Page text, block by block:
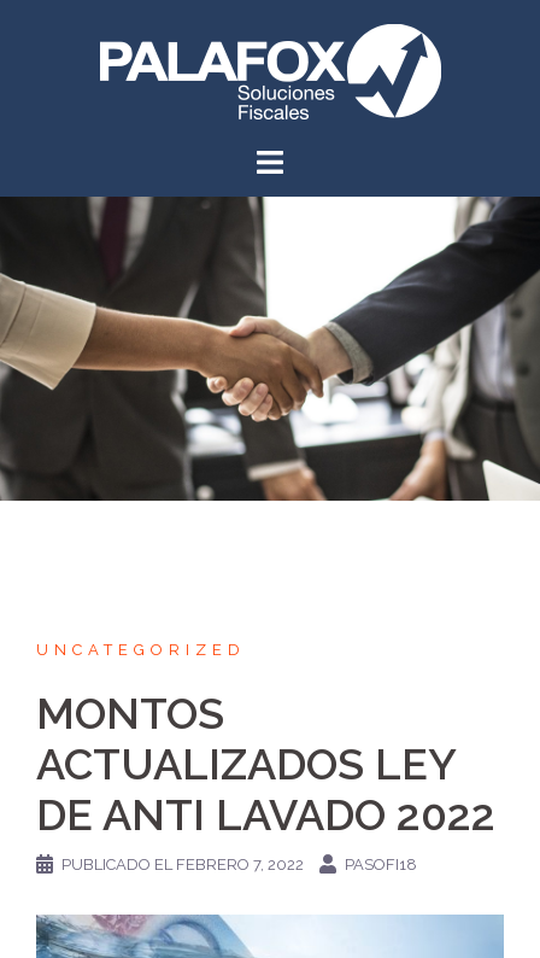
UNCATEGORIZED
MONTOS
ACTUALIZADOS LEY
DE ANTI LAVADO 2022
PUBLICADO EL FEBRERO 7, 2022 PASOFI18